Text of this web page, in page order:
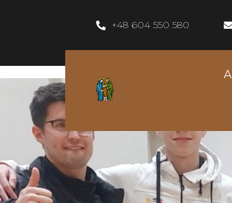
+48 604 550 580